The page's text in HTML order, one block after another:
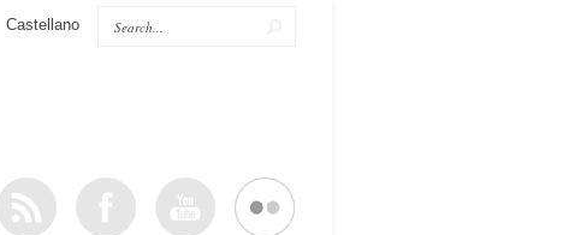
Castellano